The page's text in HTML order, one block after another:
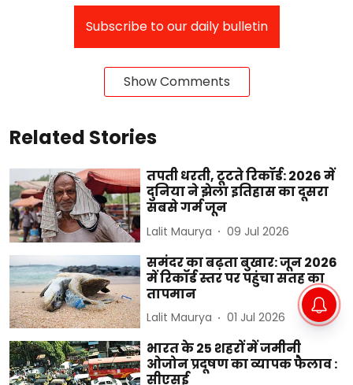
Subscribe to our daily bulletin
Show Comments
Related Stories
तपती धरती, टूटते रिकॉर्ड: 2026 में
दुनिया ने झेला इतिहास का दूसरा
सबसे गर्म जून
Lalit Maurya 09 Jul 2026
समंदर का बढ़ता बुखार: जून 2026
में रिकॉर्ड स्तर पर पहुंचा सतह का
तापमान
Lalit Maurya 01 Jul 2026
भारत के 25 शहरों में जमीनी
ओजोन प्रदूषण का व्यापक फैलाव :
सीएसई